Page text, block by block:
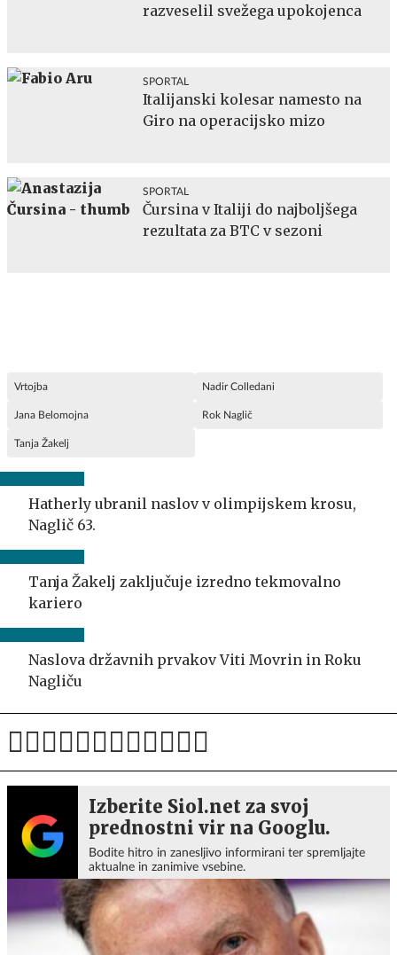
razveselil svežega upokojenca
SPORTAL
Italijanski kolesar namesto na
Giro na operacijsko mizo
SPORTAL
Čursina v Italiji do najboljšega
rezultata za BTC v sezoni
Vrtojba Nadir Colledani
Jana Belomojna Rok Naglič
Tanja Žakelj
Hatherly ubranil naslov v olimpijskem krosu,
Naglič 63.
Tanja Žakelj zaključuje izredno tekmovalno
kariero
Naslova državnih prvakov Viti Movrin in Roku
Nagliču
Izberite Siol.net za svoj
prednostni vir na Googlu.
Bodite hitro in zanesljivo informirani ter spremljajte
aktualne in zanimive vsebine.